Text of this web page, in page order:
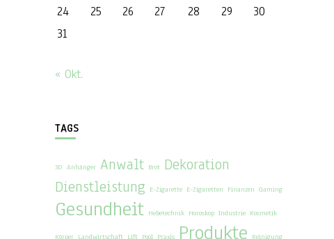
24
25 26 27 28 29
30
31
« Okt.
TAGS
3D Anhänger Anwalt Brot Dekoration
Dienstleistung E-Zigarette E-Zigaretten Finanzen Gaming
Gesundheit Hebetechnik Horoskop Industrie Kosmetik
Körper Landwirtschaft Lift Pool Praxis Produkte Reinigung